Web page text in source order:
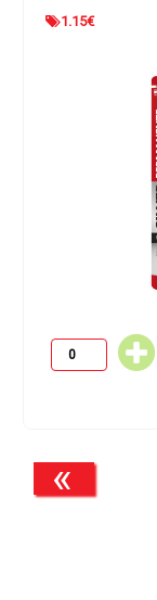
1.15€
«